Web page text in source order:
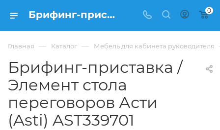
Брифинг-приставка / Элемент стола переговоров Асти (Asti) AST339701 купить в Москве, цена 119 993 ₽. - интернет-магазин ФРАНКОМ 0
Главная — Каталог — Мебель для кабинета руководителя
Брифинг-приставка /
Элемент стола
переговоров Асти
(Asti) AST339701